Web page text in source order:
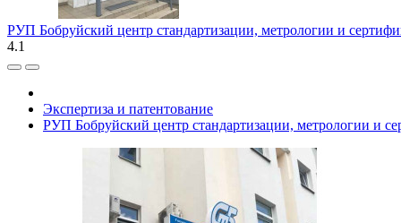
РУП Бобруйский центр стандартизации, метрологии и
4.1
Экспертиза и патентование
РУП Бобруйский центр стандартизации, метрологии и